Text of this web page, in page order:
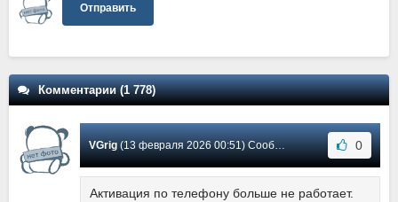
Отправить
Комментарии (1 778)
VGrig(13 февраля 2026 00:51) Сообщение #1776 0
Активация по телефону больше не работает.